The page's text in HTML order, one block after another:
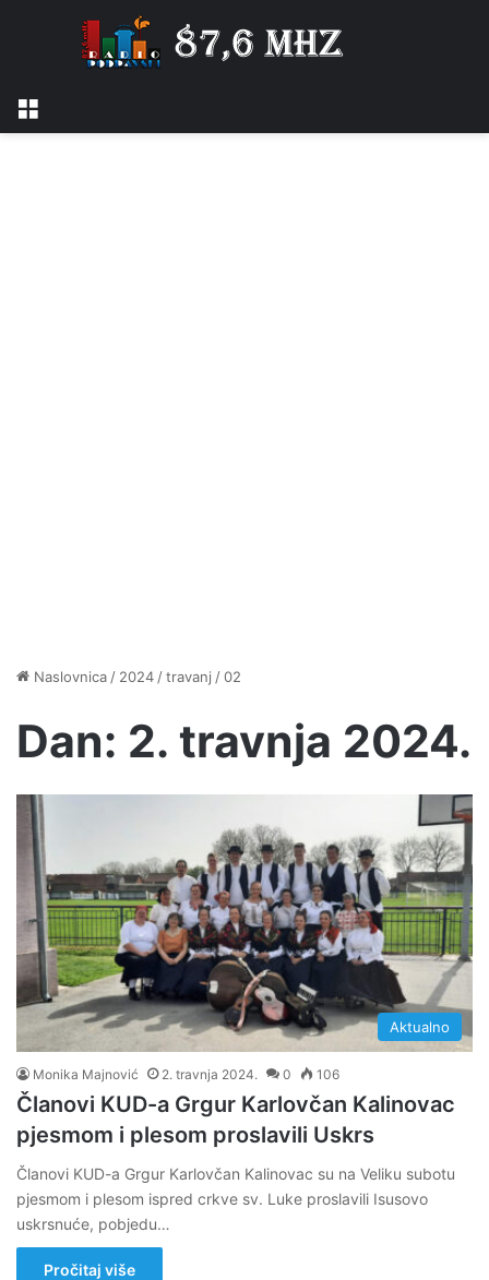
Naslovnica / 2024 /travanj /02
Dan: 2. travnja 2024.
Aktualno
Monika Majnović 2. travnja 2024. 0 106
Članovi KUD-a Grgur Karlovčan Kalinovac
pjesmom i plesom proslavili Uskrs
Članovi KUD-a Grgur Karlovčan Kalinovac su na Veliku subotu
pjesmom i plesom ispred crkve sv. Luke proslavili Isusovo
uskrsnuće, pobjedu…
Pročitaj više